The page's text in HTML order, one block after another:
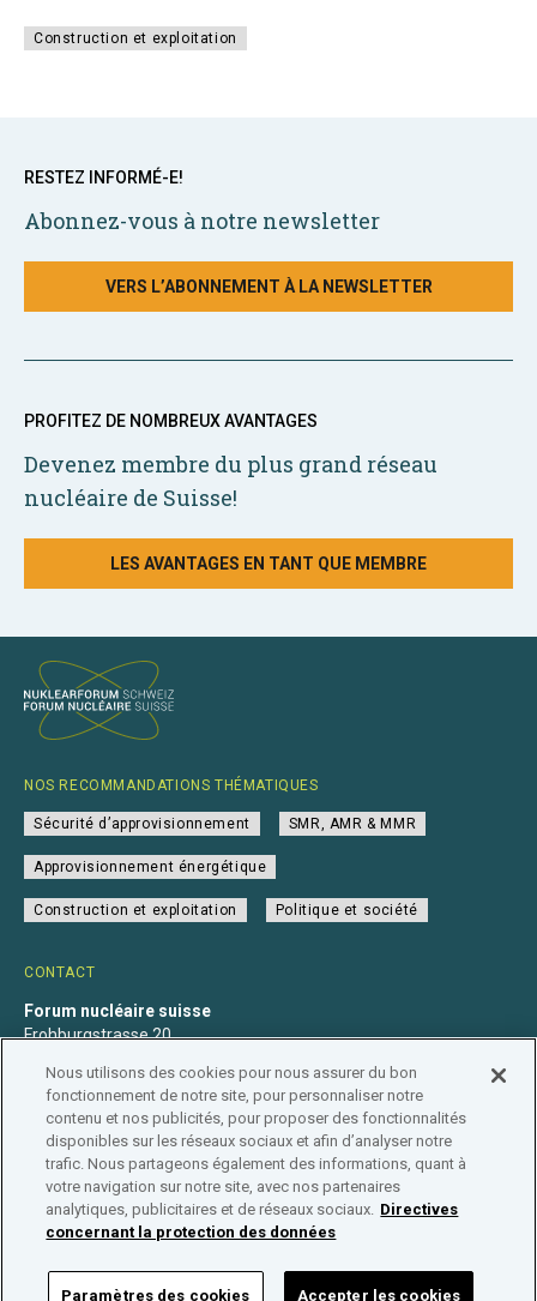
Construction et exploitation
RESTEZ INFORMÉ-E!
Abonnez-vous à notre newsletter
VERS L’ABONNEMENT À LA NEWSLETTER
PROFITEZ DE NOMBREUX AVANTAGES
Devenez membre du plus grand réseau
nucléaire de Suisse!
LES AVANTAGES EN TANT QUE MEMBRE
CONTACT
Forum nucléaire suisse
Frohburgstrasse 20
+41 31 560 36 50
info@nuklearforum.ch
NOS RECOMMANDATIONS THÉMATIQUES
Sécurité d’approvisionnement SMR, AMR & MMR
Approvisionnement énergétique
Construction et exploitation Politique et société
Déclaration de confidentialité Impressum Affiliation
Répertoire des entreprises
Nous utilisons des cookies pour nous assurer du bon
fonctionnement de notre site, pour personnaliser notre
contenu et nos publicités, pour proposer des fonctionnalités
disponibles sur les réseaux sociaux et afin d’analyser notre
trafic. Nous partageons également des informations, quant à
votre navigation sur notre site, avec nos partenaires
analytiques, publicitaires et de réseaux sociaux. Directives
concernant la protection des données
Paramètres des cookies Accepter les cookies